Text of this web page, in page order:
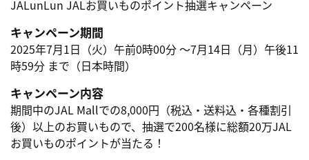
JALunLun JALお買いものポイント抽選キャンペーン
キャンペーン期間
2025年7月1日（火）午前0時00分 ～7月14日（月）午後11
時59分 まで（日本時間）
キャンペーン内容
期間中のJAL Mallでの8,000円（税込・送料込・各種割引
後）以上のお買いもので、抽選で200名様に総額20万JAL
お買いものポイントが当たる！